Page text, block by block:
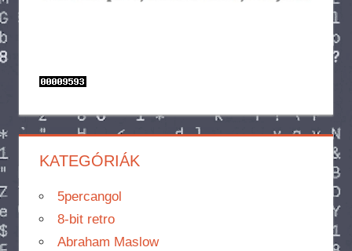
KATEGÓRIÁK
5percangol
8-bit retro
Abraham Maslow